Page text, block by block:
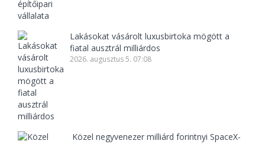
Lakásokat vásárolt luxusbirtoka mögött a
fiatal ausztrál milliárdos
2026. augusztus 5. 07:08
Közel negyvenezer milliárd forintnyi SpaceX-